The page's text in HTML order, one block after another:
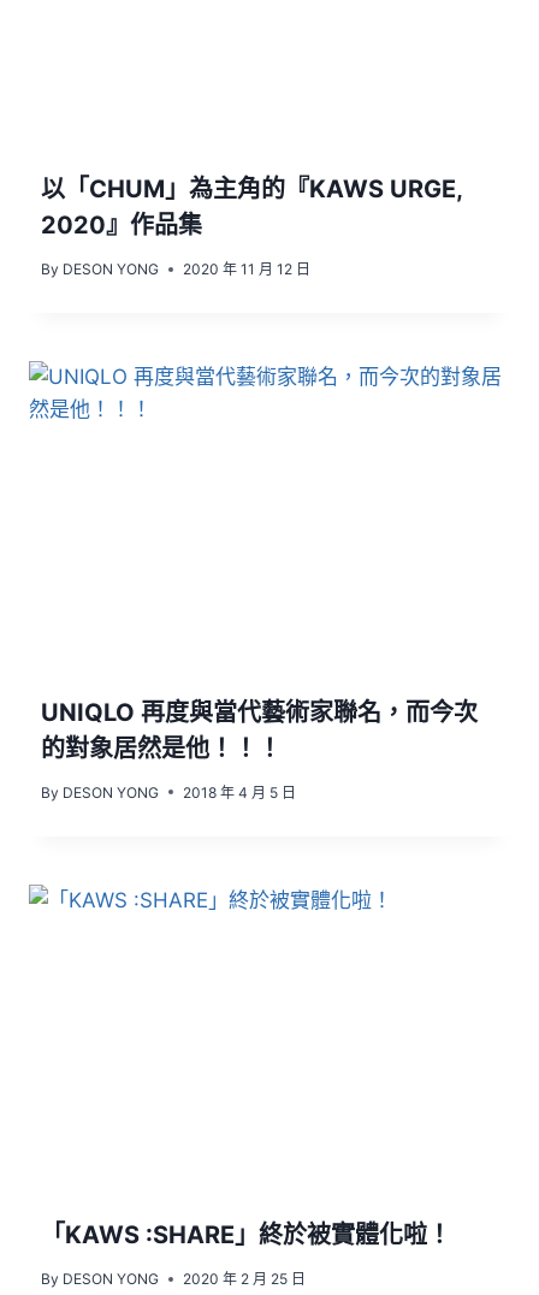
以「CHUM」為主角的『KAWS URGE,
2020』作品集
By DESON YONG 2020 年 11 月 12 日
UNIQLO 再度與當代藝術家聯名，而今次
的對象居然是他！！！
By DESON YONG 2018 年 4 月 5 日
「KAWS :SHARE」終於被實體化啦！
By DESON YONG 2020 年 2 月 25 日